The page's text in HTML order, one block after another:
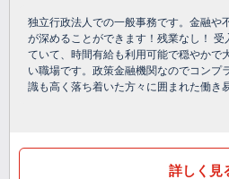
独立行政法人での一般事務です。金融や
が深めることができます！残業なし！ 受
ていて、時間有給も利用可能で穏やかで
い職場です。政策金融機関なのでコンプ
識も高く落ち着いた方々に囲まれた働き
詳しく見